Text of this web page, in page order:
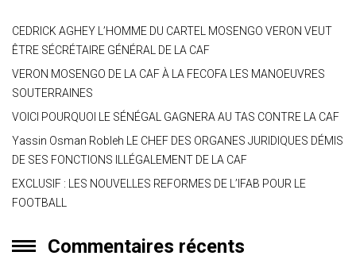
CEDRICK AGHEY L’HOMME DU CARTEL MOSENGO VERON VEUT
ÊTRE SÉCRÉTAIRE GÉNÉRAL DE LA CAF
VERON MOSENGO DE LA CAF À LA FECOFA LES MANOEUVRES
SOUTERRAINES
VOICI POURQUOI LE SÉNÉGAL GAGNERA AU TAS CONTRE LA CAF
Yassin Osman Robleh LE CHEF DES ORGANES JURIDIQUES DÉMIS
DE SES FONCTIONS ILLÉGALEMENT DE LA CAF
EXCLUSIF : LES NOUVELLES REFORMES DE L’IFAB POUR LE
FOOTBALL
Commentaires récents